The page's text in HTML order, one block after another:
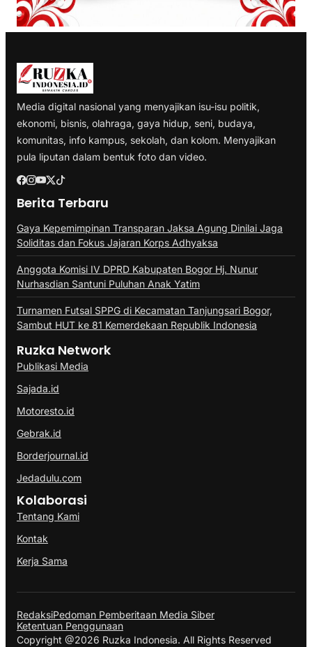
Media digital nasional yang menyajikan isu-isu politik,
ekonomi, bisnis, olahraga, gaya hidup, seni, budaya,
komunitas, info kampus, sekolah, dan kolom. Menyajikan
pula liputan dalam bentuk foto dan video.
Berita Terbaru
Gaya Kepemimpinan Transparan Jaksa Agung Dinilai Jaga
Soliditas dan Fokus Jajaran Korps Adhyaksa
Anggota Komisi IV DPRD Kabupaten Bogor Hj. Nunur
Nurhasdian Santuni Puluhan Anak Yatim
Turnamen Futsal SPPG di Kecamatan Tanjungsari Bogor,
Sambut HUT ke 81 Kemerdekaan Republik Indonesia
Ruzka Network
Publikasi Media
Sajada.id
Motoresto.id
Gebrak.id
Borderjournal.id
Jedadulu.com
Kolaborasi
Tentang Kami
Kontak
Kerja Sama
RedaksiPedoman Pemberitaan Media Siber
Ketentuan Penggunaan
Copyright @2026 Ruzka Indonesia. All Rights Reserved